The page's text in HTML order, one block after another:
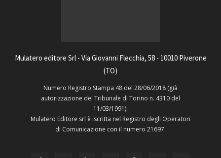
Mulatero editore Srl - Via Giovanni Flecchia, 58 - 10010 Piverone
(TO)
Numero Registro Stampa 48 del 28/06/2018 (già
autorizzazione del Tribunale di Torino n. 4310 del
11/03/1991).
Mulatero Editore srl è iscritta nel Registro degli Operatori
di Comunicazione con il numero 21697.